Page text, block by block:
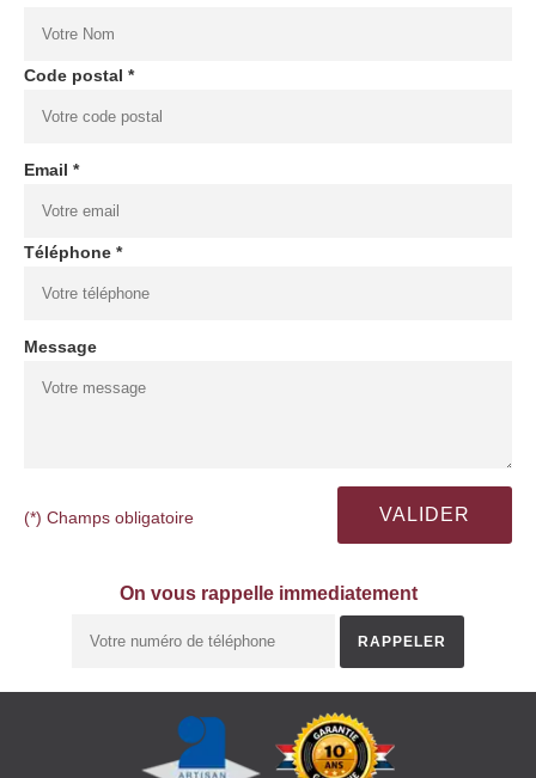
Code postal *
Email *
Téléphone *
Message
(*) Champs obligatoire
On vous rappelle immediatement